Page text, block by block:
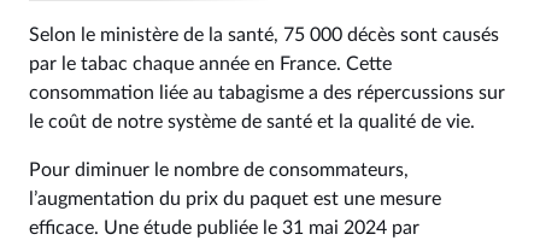
Selon le ministère de la santé, 75 000 décès sont causés
par le tabac chaque année en France. Cette
consommation liée au tabagisme a des répercussions sur
le coût de notre système de santé et la qualité de vie.
Pour diminuer le nombre de consommateurs,
l’augmentation du prix du paquet est une mesure
efficace. Une étude publiée le 31 mai 2024 par